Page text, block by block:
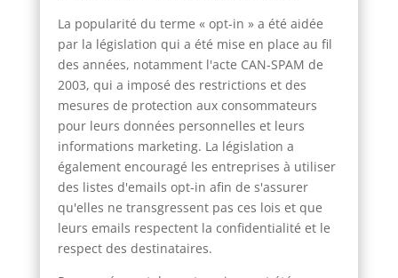
La popularité du terme « opt-in » a été aidée
par la législation qui a été mise en place au fil
des années, notamment l'acte CAN-SPAM de
2003, qui a imposé des restrictions et des
mesures de protection aux consommateurs
pour leurs données personnelles et leurs
informations marketing. La législation a
également encouragé les entreprises à utiliser
des listes d'emails opt-in afin de s'assurer
qu'elles ne transgressent pas ces lois et que
leurs emails respectent la confidentialité et le
respect des destinataires.